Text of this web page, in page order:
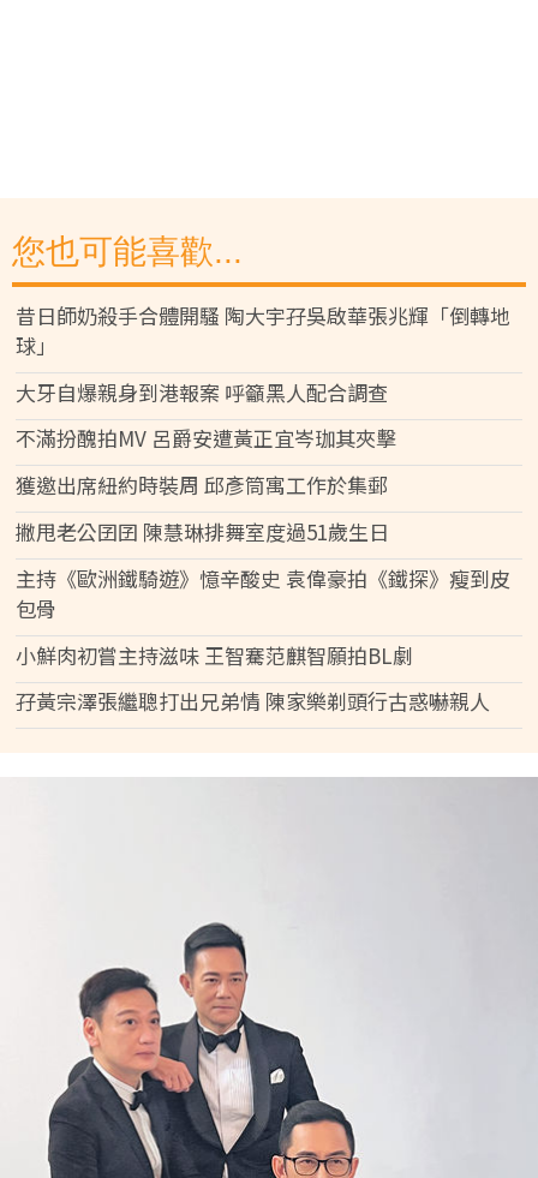
您也可能喜歡...
昔日師奶殺手合體開騷 陶大宇孖吳啟華張兆輝「倒轉地
球」
大牙自爆親身到港報案 呼籲黑人配合調查
不滿扮醜拍MV 呂爵安遭黃正宜岑珈其夾擊
獲邀出席紐約時裝周 邱彥筒寓工作於集郵
撇甩老公囝囝 陳慧琳排舞室度過51歲生日
主持《歐洲鐵騎遊》憶辛酸史 袁偉豪拍《鐵探》瘦到皮
包骨
小鮮肉初嘗主持滋味 王智騫范麒智願拍BL劇
孖黃宗澤張繼聰打出兄弟情 陳家樂剃頭行古惑嚇親人